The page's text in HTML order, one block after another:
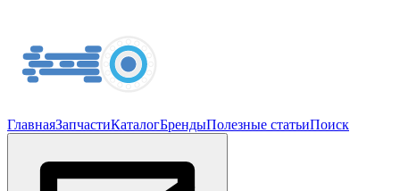
ГлавнаяЗапчастиКаталогБрендыПолезные статьиПоиск